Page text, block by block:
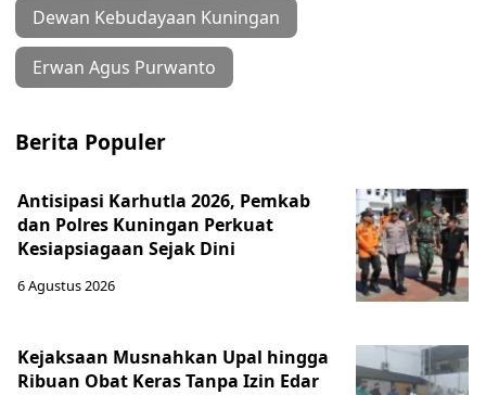
Dewan Kebudayaan Kuningan
Erwan Agus Purwanto
Berita Populer
Antisipasi Karhutla 2026, Pemkab
dan Polres Kuningan Perkuat
Kesiapsiagaan Sejak Dini
6 Agustus 2026
Kejaksaan Musnahkan Upal hingga
Ribuan Obat Keras Tanpa Izin Edar